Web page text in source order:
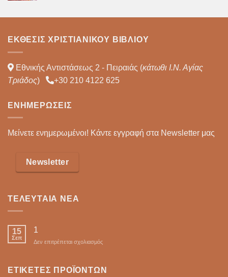
ΈΚΘΕΣΙΣ ΧΡΙΣΤΙΑΝΙΚΟΎ ΒΙΒΛΊΟΥ
Εθνικής Αντιστάσεως 2 - Πειραιάς (κάτωθι Ι.Ν. Αγίας
Τριάδος) +30 210 4122 625
ΕΝΗΜΕΡΏΣΕΙΣ
Μείνετε ενημερωμένοι! Κάντε εγγραφή στα Newsletter μας
Newsletter
ΤΕΛΕΥΤΑΊΑ ΝΈΑ
15
Σεπ
1
Δεν επιτρέπεται σχολιασμόςστο
ΕΤΙΚΈΤΕΣ ΠΡΟΪΌΝΤΩΝ